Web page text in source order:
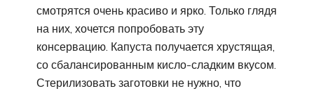
смотрятся очень красиво и ярко. Только глядя
на них, хочется попробовать эту
консервацию. Капуста получается хрустящая,
со сбалансированным кисло-сладким вкусом.
Стерилизовать заготовки не нужно, что